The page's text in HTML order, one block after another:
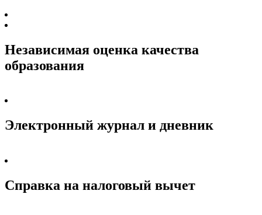
Независимая оценка качества
образования
Электронный журнал и дневник
Справка на налоговый вычет